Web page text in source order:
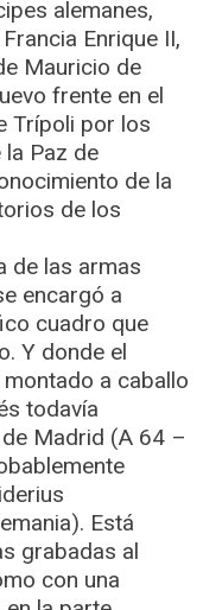
alemanes,
Enrique II,
Mauricio de
frente en el
Trípoli por los
Paz de
de la
de los
de las armas
encargó a
cuadro que
Y donde el
a caballo
todavía
Madrid (A 64 –
Está
grabadas al
con una